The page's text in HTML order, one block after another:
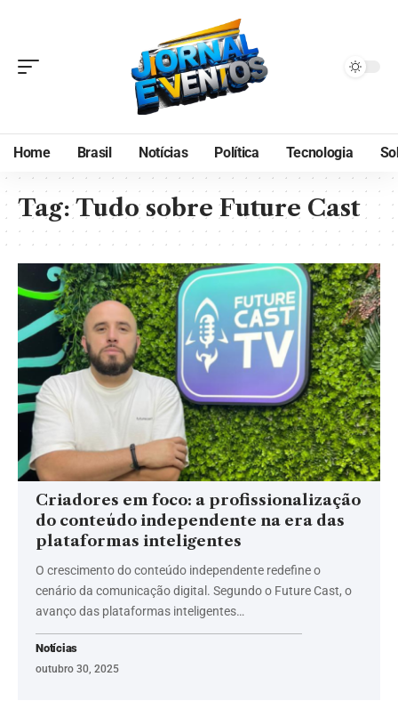
Home Brasil Notícias Política Tecnologia
Tag:Tudo sobre Future Cast
Criadores em foco: a profissionalização
do conteúdo independente na era das
plataformas inteligentes
O crescimento do conteúdo independente redefine o
cenário da comunicação digital. Segundo o Future Cast, o
avanço das plataformas inteligentes…
Notícias
outubro 30, 2025